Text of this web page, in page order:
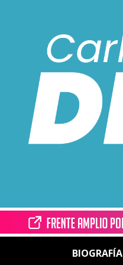
BIOGRAFÍA